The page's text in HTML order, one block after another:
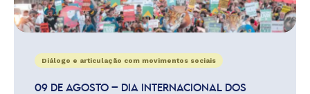
Diálogo e articulação com movimentos sociais
09 DE AGOSTO – DIA INTERNACIONAL DOS